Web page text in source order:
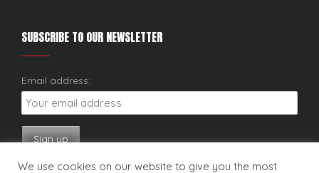
SUBSCRIBE TO OUR NEWSLETTER
Email address:
We use cookies on our website to give you the most